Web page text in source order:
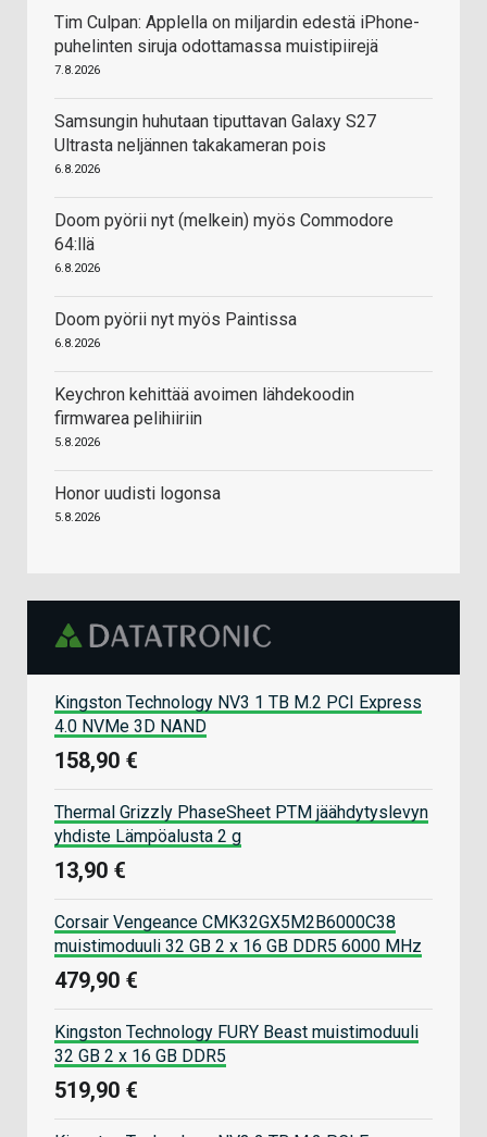
Tim Culpan: Applella on miljardin edestä iPhone-
puhelinten siruja odottamassa muistipiirejä
7.8.2026
Samsungin huhutaan tiputtavan Galaxy S27
Ultrasta neljännen takakameran pois
6.8.2026
Doom pyörii nyt (melkein) myös Commodore
64:llä
6.8.2026
Doom pyörii nyt myös Paintissa
6.8.2026
Keychron kehittää avoimen lähdekoodin
firmwarea pelihiiriin
5.8.2026
Honor uudisti logonsa
5.8.2026
Kingston Technology NV3 1 TB M.2 PCI Express
4.0 NVMe 3D NAND
158,90 €
Thermal Grizzly PhaseSheet PTM jäähdytyslevyn
yhdiste Lämpöalusta 2 g
13,90 €
Corsair Vengeance CMK32GX5M2B6000C38
muistimoduuli 32 GB 2 x 16 GB DDR5 6000 MHz
479,90 €
Kingston Technology FURY Beast muistimoduuli
32 GB 2 x 16 GB DDR5
519,90 €